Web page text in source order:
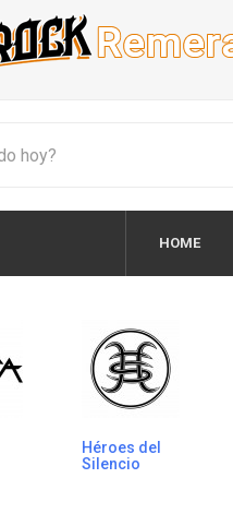
HOME
Héroes del
Silencio